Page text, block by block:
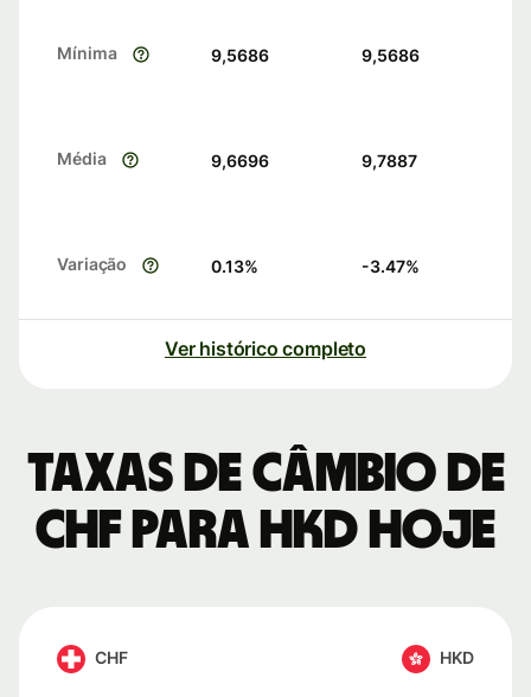
Mínima 9,5686 9,5686
Média 9,6696 9,7887
Variação 0.13% -3.47%
Ver histórico completo
Taxas de câmbio de
CHF para HKD hoje
CHF HKD